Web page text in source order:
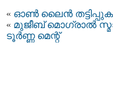
« ഓൺ ലൈൻ തട്ടിപ്പുകൾ
« മുജീബ് മൊഗ്രാൽ
ടൂർണ്ണ മെന്റ്